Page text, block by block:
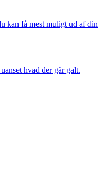
kan få mest muligt ud af din
hvad der går galt.